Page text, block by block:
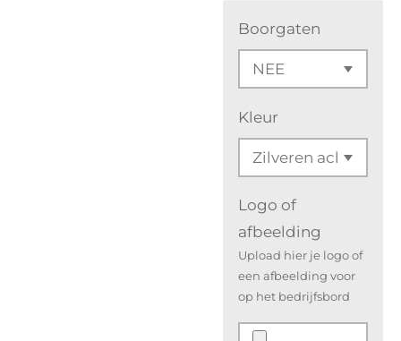
Boorgaten
Kleur
Logo of
afbeelding
Upload hier je logo of
een afbeelding voor
op het bedrijfsbord